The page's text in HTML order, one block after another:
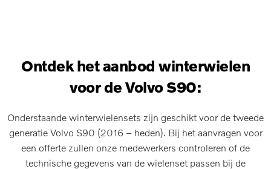
Ontdek het aanbod winterwielen
voor de Volvo S90:
Onderstaande winterwielensets zijn geschikt voor de tweede
generatie Volvo S90 (2016 – heden). Bij het aanvragen voor
een offerte zullen onze medewerkers controleren of de
technische gegevens van de wielenset passen bij de